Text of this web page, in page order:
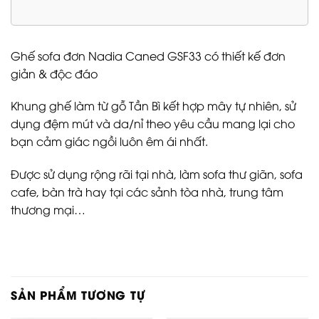
Ghế sofa đơn Nadia Caned GSF33 có thiết kế đơn
giản & độc đáo
Khung ghế làm từ gỗ Tần Bì kết hợp mây tự nhiên, sử
dụng đệm mút và da/nỉ theo yêu cầu mang lại cho
bạn cảm giác ngồi luôn êm ái nhất.
Được sử dụng rộng rãi tại nhà, làm sofa thư giãn, sofa
cafe, bàn trà hay tại các sảnh tòa nhà, trung tâm
thương mại…
SẢN PHẨM TƯƠNG TỰ